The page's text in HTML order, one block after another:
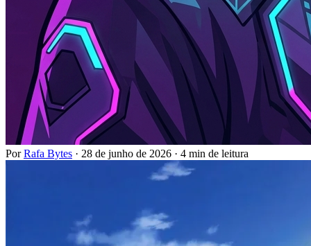
PorRafa Bytes · 28 de junho de 2026 · 4 min de leitura